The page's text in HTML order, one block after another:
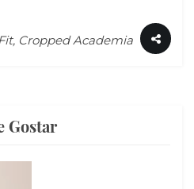
Cropped Academia
Gostar